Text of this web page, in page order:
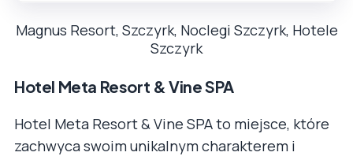
Magnus Resort, Szczyrk, Noclegi Szczyrk, Hotele
Szczyrk
Hotel Meta Resort & Vine SPA
Hotel Meta Resort & Vine SPA to miejsce, które
zachwyca swoim unikalnym charakterem i